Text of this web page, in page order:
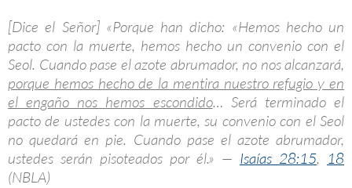
[Dice el Señor] «Porque han dicho: «Hemos hecho un
pacto con la muerte, hemos hecho un convenio con el
Seol. Cuando pase el azote abrumador, no nos alcanzará,
porque hemos hecho de la mentira nuestro refugio y en
el engaño nos hemos escondido… Será terminado el
pacto de ustedes con la muerte, su convenio con el Seol
no quedará en pie. Cuando pase el azote abrumador,
ustedes serán pisoteados por él.» — Isaías 28:15, 18
(NBLA)